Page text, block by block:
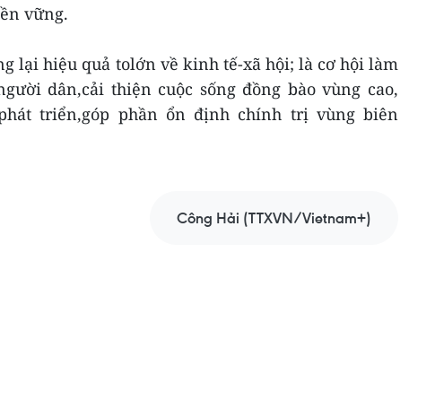
vững.
lại hiệu quả tolớn về kinh tế-xã hội; là cơ hội làm
dân,cải thiện cuộc sống đồng bào vùng cao,
triển,góp phần ổn định chính trị vùng biên
Công Hải (TTXVN/Vietnam+)